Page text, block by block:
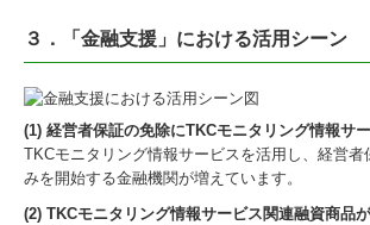
３．「金融支援」における活用シーン
(1) 経営者保証の免除にTKCモニタリング情報サ
TKCモニタリング情報サービスを活用し、経営者
みを開始する金融機関が増えています。
(2) TKCモニタリング情報サービス関連融資商品